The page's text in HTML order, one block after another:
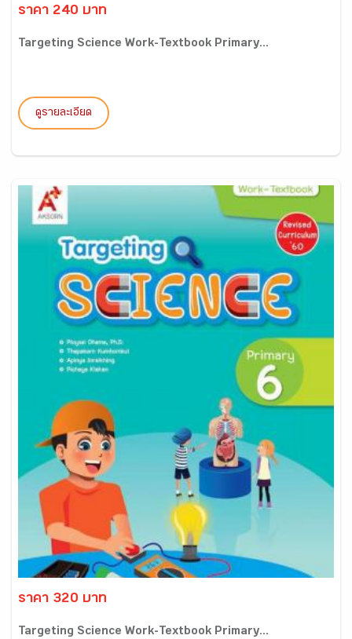
ราคา 240 บาท
Targeting Science Work-Textbook Primary...
ดูรายละเอียด
ราคา 320 บาท
Targeting Science Work-Textbook Primary...